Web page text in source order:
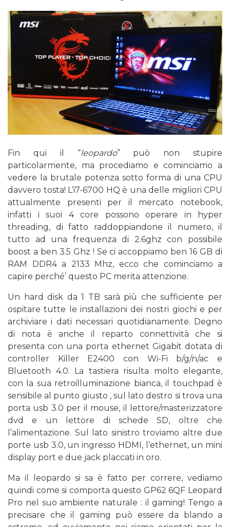
Fin qui il “leopardo” può non stupire
particolarmente, ma procediamo e cominciamo a
vedere la brutale potenza sotto forma di una CPU
davvero tosta! L’i7-6700 HQ è una delle migliori CPU
attualmente presenti per il mercato notebook,
infatti i suoi 4 core possono operare in hyper
threading, di fatto raddoppiandone il numero, il
tutto ad una frequenza di 2.6ghz con possibile
boost a ben 3.5 Ghz ! Se ci accoppiamo ben 16 GB di
RAM DDR4 a 2133 Mhz, ecco che cominciamo a
capire perché’ questo PC merita attenzione.
Un hard disk da 1 TB sarà più che sufficiente per
ospitare tutte le installazioni dei nostri giochi e per
archiviare i dati necessari quotidianamente. Degno
di nota è anche il reparto connettività che si
presenta con una porta ethernet Gigabit dotata di
controller Killer E2400 con Wi-Fi b/g/n/ac e
Bluetooth 4.0. La tastiera risulta molto elegante,
con la sua retroilluminazione bianca, il touchpad è
sensibile al punto giusto , sul lato destro si trova una
porta usb 3.0 per il mouse, il lettore/masterizzatore
dvd e un lettore di schede SD, oltre che
l’alimentazione. Sul lato sinistro troviamo altre due
porte usb 3.0, un ingresso HDMI, l’ethernet, un mini
display port e due jack placcati in oro.
Ma il leopardo si sa è fatto per correre, vediamo
quindi come si comporta questo GP62 6QF Leopard
Pro nel suo ambiente naturale : il gaming! Tengo a
precisare che il gaming può essere da blando a